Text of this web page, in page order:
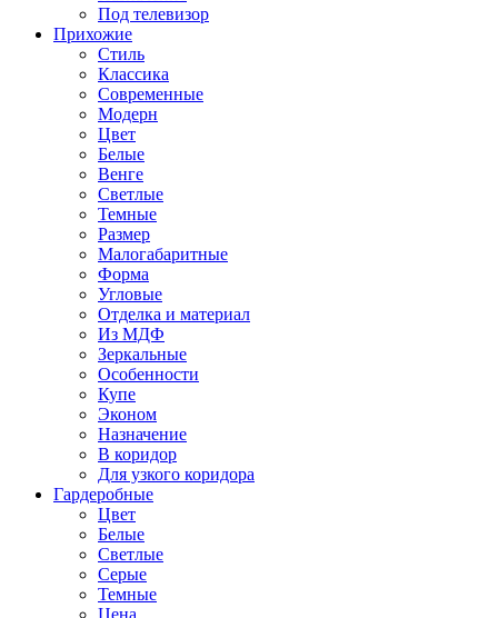
Под телевизор
Прихожие
Стиль
Классика
Современные
Модерн
Цвет
Белые
Венге
Светлые
Темные
Размер
Малогабаритные
Форма
Угловые
Отделка и материал
Из МДФ
Зеркальные
Особенности
Купе
Эконом
Назначение
В коридор
Для узкого коридора
Гардеробные
Цвет
Белые
Светлые
Серые
Темные
Цена